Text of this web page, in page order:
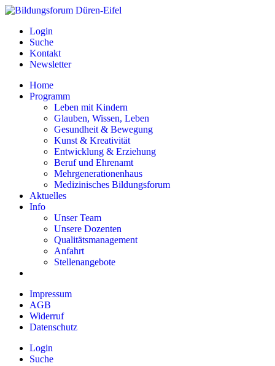
Login
Suche
Kontakt
Newsletter
Home
Programm
Leben mit Kindern
Glauben, Wissen, Leben
Gesundheit & Bewegung
Kunst & Kreativität
Entwicklung & Erziehung
Beruf und Ehrenamt
Mehrgenerationenhaus
Medizinisches Bildungsforum
Aktuelles
Info
Unser Team
Unsere Dozenten
Qualitätsmanagement
Anfahrt
Stellenangebote
Impressum
AGB
Widerruf
Datenschutz
Login
Suche